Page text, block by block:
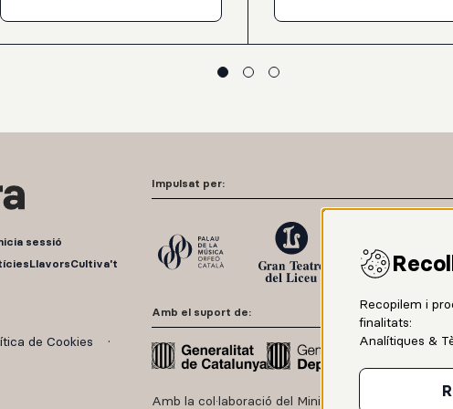
estudiants d’arts escèniques a
sessió
LlavorsCultiva't
de Cookies
Impulsat per:
Amb el suport de:
Amb la col·laboració del Ministerio de Cultura y
Recopilem i
finalitats:
Analítiques &